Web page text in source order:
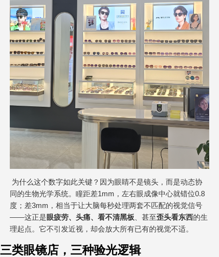
为什么这个数字如此关键？因为眼睛不是镜头，而是动态协
同的生物光学系统。瞳距差1mm，左右眼成像中心就错位0.8
度；差3mm，相当于让大脑每秒处理两套不匹配的视觉信号
——这正是眼疲劳、头痛、看不清黑板 、甚至歪头看东西的生
理起点。它不引发近视，却会放大所有已有的视觉不适。
三类眼镜店，三种验光逻辑